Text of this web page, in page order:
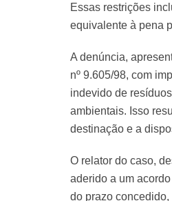
Essas restrições
equivalente à pena
A denúncia,
nº 9.605/98, com
indevido de
ambientais. Isso
destinação e a
O relator do caso,
aderido a um
do prazo